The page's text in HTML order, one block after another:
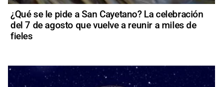
¿Qué se le pide a San Cayetano? La celebración
del 7 de agosto que vuelve a reunir a miles de
fieles